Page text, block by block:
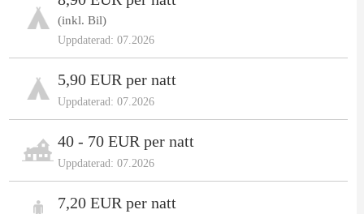
(inkl. Bil)
Uppdaterad: 07.2026
5,90 EUR per natt
Uppdaterad: 07.2026
40 - 70 EUR per natt
Uppdaterad: 07.2026
7,20 EUR per natt